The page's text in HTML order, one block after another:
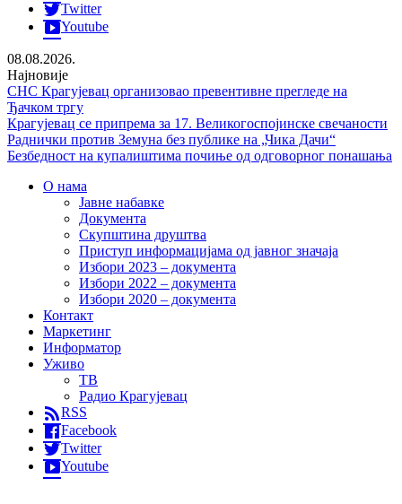
Twitter
Youtube
08.08.2026.
Најновије
СНС Крагујевац организовао превентивне прегледе на
Ђачком тргу
Крагујевац се припрема за 17. Великогоспојинске свечаности
Раднички против Земуна без публике на „Чика Дачи“
Безбедност на купалиштима почиње од одговорног понашања
О нама
Јавне набавке
Документа
Скупштина друштва
Приступ информацијама од јавног значаја
Избори 2023 – документа
Избори 2022 – документа
Избори 2020 – документа
Контакт
Маркетинг
Информатор
Уживо
ТВ
Радио Крагујевац
RSS
Facebook
Twitter
Youtube